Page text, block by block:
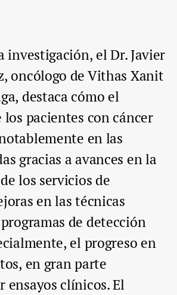
investigación, el Dr. Javier
oncólogo de Vithas Xanit
destaca cómo el
pacientes con cáncer
en las
gracias a avances en la
los servicios de
en las técnicas
de detección
el progreso en
en gran parte
ensayos clínicos. El